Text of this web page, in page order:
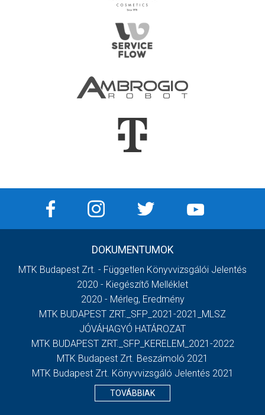
DOKUMENTUMOK
MTK Budapest Zrt. - Független Könyvvizsgálói Jelentés
2020 - Kiegészítő Melléklet
2020 - Mérleg, Eredmény
MTK BUDAPEST ZRT._SFP_2021-2021_MLSZ
JÓVÁHAGYÓ HATÁROZAT
MTK BUDAPEST ZRT._SFP_KERELEM_2021-2022
MTK Budapest Zrt. Beszámoló 2021
MTK Budapest Zrt. Könyvvizsgáló Jelentés 2021
TOVÁBBIAK